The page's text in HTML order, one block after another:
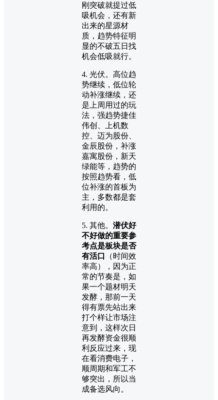
刚突破就提过低
吸机会，还有新
出来的星源材
质，趋势特征明
显的不破五日找
机会低吸就行。
4. 光伏。高位趋
势继续，低位轮
动补涨继续，还
是上周用过的玩
法，强趋势捷佳
伟创、上机数
控、迈为股份、
金辰股份，补涨
嘉寓股份，新天
绿能等，趋势的
按照趋势看，低
位补涨的首板为
主，多数都是套
利用的。
5. 其他。 潜伏好
不好做的重要参
考点是板块是否
有活口
（时间效
率高），因为正
常的节奏是，如
果一个题材明天
发酵，那前一天
得有票先站出来
打个样让市场注
意到，这样次日
再发酵资金很顺
利反应过来，现
在看消费电子，
顺周期和军工不
够突出，所以当
成备选风向。